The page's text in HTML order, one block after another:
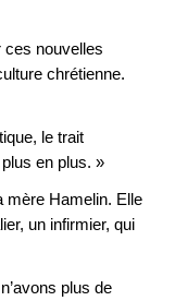
ces nouvelles
chrétienne.
le trait
en plus. »
mère Hamelin. Elle
un infirmier, qui
plus de